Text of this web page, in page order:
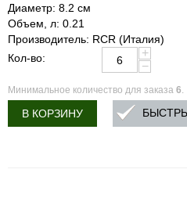
Диаметр: 8.2 см
Объем, л: 0.21
Производитель: RCR (Италия)
Кол-во:
+
−
Минимальное количество для заказа 6.
В КОРЗИНУ